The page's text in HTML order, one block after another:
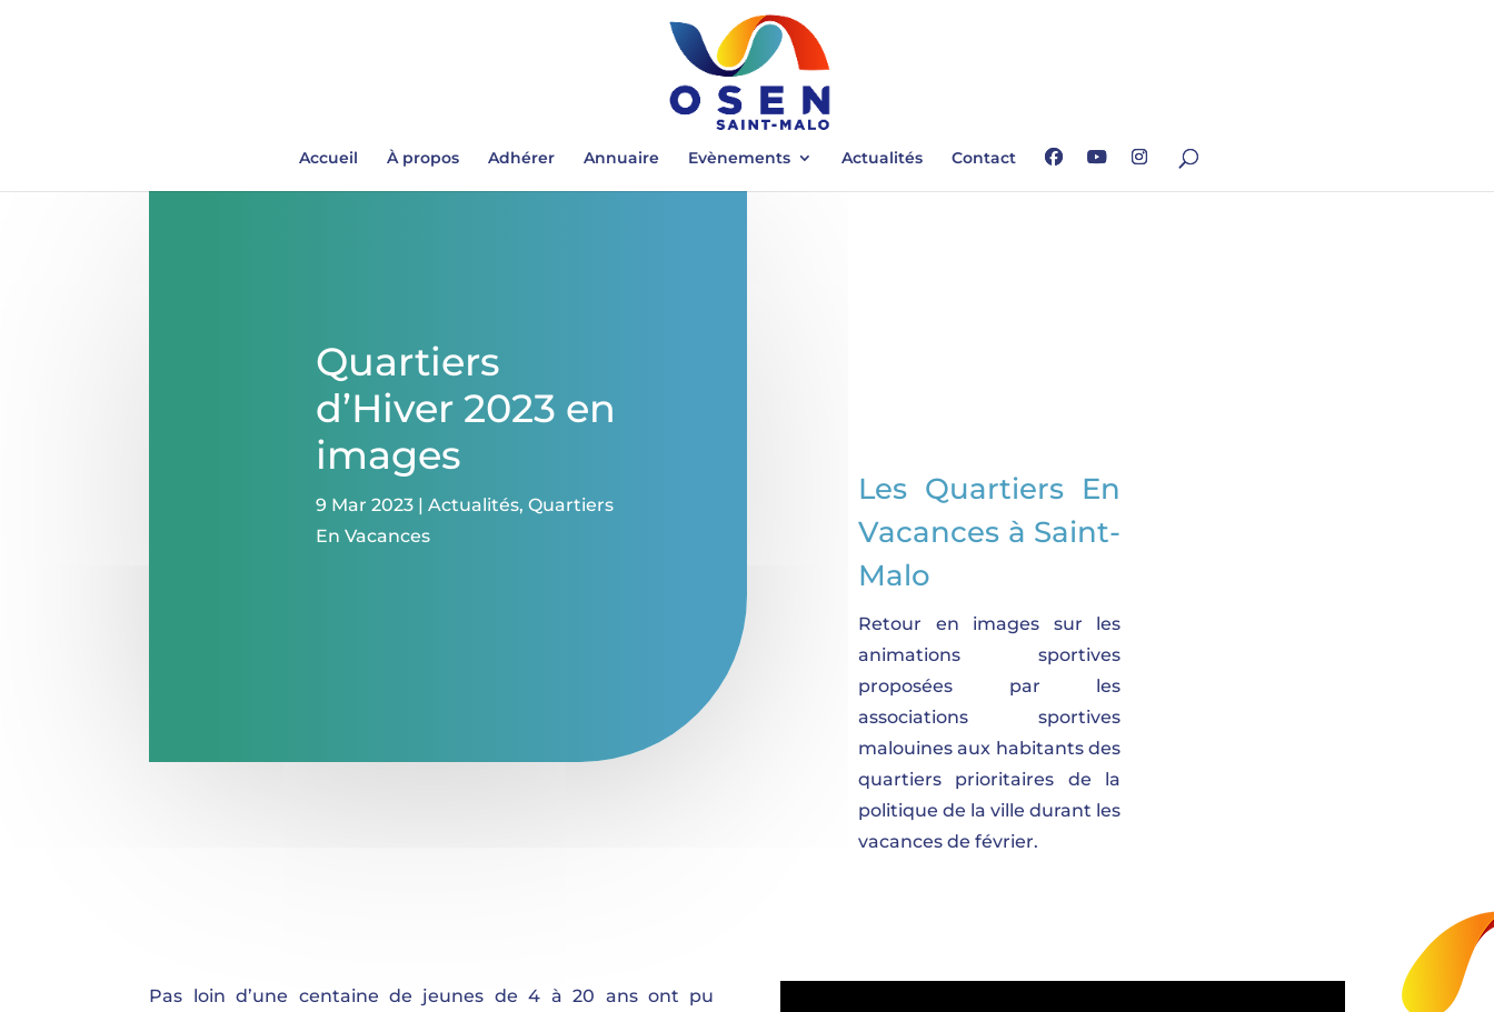
Accueil À propos Adhérer Annuaire Evènements Actualités Contact
Quartiers
d’Hiver 2023 en
images
9 Mar 2023 |Actualités,Quartiers
En Vacances
Les Quartiers En
Vacances à Saint-
Malo
Retour en images sur les
animations sportives
proposées par les
associations sportives
malouines aux habitants des
quartiers prioritaires de la
politique de la ville durant les
vacances de février.
Pas loin d’une centaine de jeunes de 4 à 20 ans ont pu